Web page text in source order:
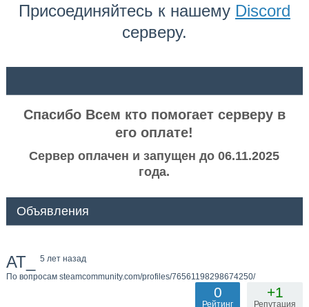
Присоединяйтесь к нашему Discord
серверу.
Спасибо Всем кто помогает серверу в
его оплате!
Сервер оплачен и запущен до 06.11.2025
года.
Объявления
AT_
5 лет назад
По вопросам steamcommunity.com/profiles/76561198298674250/
+1
Репутация
0
Рейтинг